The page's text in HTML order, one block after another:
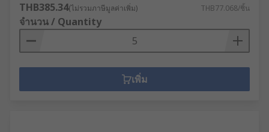
THB385.34(ไม่รวมภาษีมูลค่าเพิ่ม) THB77.068/ชิ้น
จำนวน / Quantity
เพิ่ม